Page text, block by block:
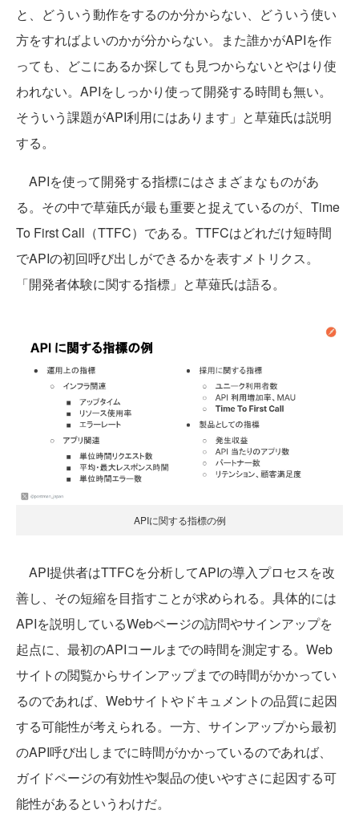
と、どういう動作をするのか分からない、どういう使い
方をすればよいのかが分からない。また誰かがAPIを作
っても、どこにあるか探しても見つからないとやはり使
われない。APIをしっかり使って開発する時間も無い。
そういう課題がAPI利用にはあります」と草薙氏は説明
する。
APIを使って開発する指標にはさまざまなものがあ
る。その中で草薙氏が最も重要と捉えているのが、Time
To First Call（TTFC）である。TTFCはどれだけ短時間
でAPIの初回呼び出しができるかを表すメトリクス。
「開発者体験に関する指標」と草薙氏は語る。
APIに関する指標の例
API提供者はTTFCを分析してAPIの導入プロセスを改
善し、その短縮を目指すことが求められる。具体的には
APIを説明しているWebページの訪問やサインアップを
起点に、最初のAPIコールまでの時間を測定する。Web
サイトの閲覧からサインアップまでの時間がかかってい
るのであれば、Webサイトやドキュメントの品質に起因
する可能性が考えられる。一方、サインアップから最初
のAPI呼び出しまでに時間がかかっているのであれば、
ガイドページの有効性や製品の使いやすさに起因する可
能性があるというわけだ。